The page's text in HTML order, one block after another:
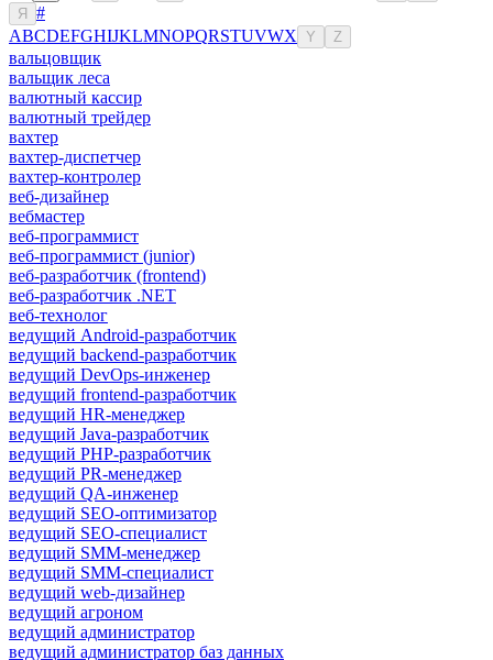
Я
#
ABCDEFGHIJKLMNOPQRSTUVWX Y Z
вальцовщик
вальщик леса
валютный кассир
валютный трейдер
вахтер
вахтер-диспетчер
вахтер-контролер
веб-дизайнер
вебмастер
веб-программист
веб-программист (junior)
веб-разработчик (frontend)
веб-разработчик .NET
веб-технолог
ведущий Android-разработчик
ведущий backend-разработчик
ведущий DevOps-инженер
ведущий frontend-разработчик
ведущий HR-менеджер
ведущий Java-разработчик
ведущий PHP-разработчик
ведущий PR-менеджер
ведущий QA-инженер
ведущий SEO-оптимизатор
ведущий SEO-специалист
ведущий SMM-менеджер
ведущий SMM-специалист
ведущий web-дизайнер
ведущий агроном
ведущий администратор
ведущий администратор баз данных